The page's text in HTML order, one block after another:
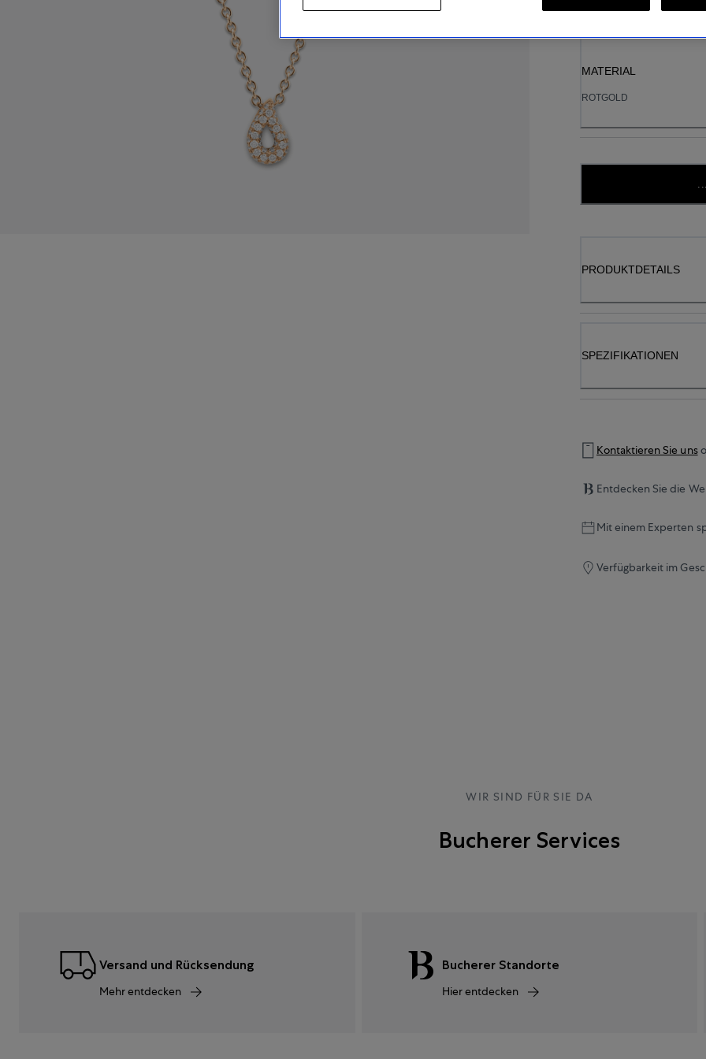
MATERIAL
ROTGOLD
PRODUKTDETAILS
SPEZIFIKATIONEN
Kontaktieren Sie uns
Entdecken Sie die
Mit einem Experten
Verfügbarkeit im
WIR SIND FÜR SIE DA
Bucherer Services
Versand und Rücksendung
Mehr entdecken
Bucherer Standorte
Hier entdecken